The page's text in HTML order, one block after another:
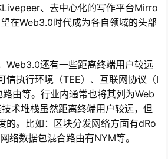
、去中心化的写作平台Mirro
在Web3.0时代成为各自领域的头部
Web3.0还有一些距离终端用户较远
信执行环境（TEE）、互联网协议（I
由等。行业内通常也将其列为Web
术堆栈虽然距离终端用户较远，但
的。比如：区块分发网络方面有dRo
络数据包混合路由有NYM等。